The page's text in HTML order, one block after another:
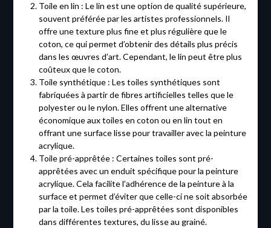
Toile en lin : Le lin est une option de qualité supérieure,
souvent préférée par les artistes professionnels. Il
offre une texture plus fine et plus régulière que le
coton, ce qui permet d’obtenir des détails plus précis
dans les œuvres d’art. Cependant, le lin peut être plus
coûteux que le coton.
Toile synthétique : Les toiles synthétiques sont
fabriquées à partir de fibres artificielles telles que le
polyester ou le nylon. Elles offrent une alternative
économique aux toiles en coton ou en lin tout en
offrant une surface lisse pour travailler avec la peinture
acrylique.
Toile pré-apprêtée : Certaines toiles sont pré-
apprêtées avec un enduit spécifique pour la peinture
acrylique. Cela facilite l’adhérence de la peinture à la
surface et permet d’éviter que celle-ci ne soit absorbée
par la toile. Les toiles pré-apprêtées sont disponibles
dans différentes textures, du lisse au grainé.